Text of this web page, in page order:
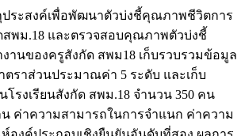
ประสงค์เพื่อพัฒนาตัวบ่งชี้คุณภาพชีวิตการ
สพม.18 และตรวจสอบคุณภาพตัวบ่งชี้
านของครูสังกัด สพม18 เก็บรวบรวมข้อมูล
ราส่วนประมาณค่า 5 ระดับ และเก็บ
รงเรียนสังกัด สพม.18 จำนวน 350 คน
ค่าความสามารถในการจำแนก ค่าความ